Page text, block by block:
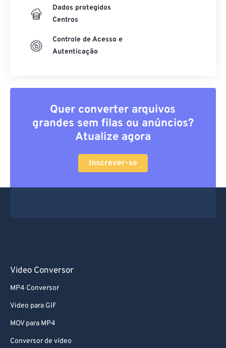
Dados protegidos
Centros
Controle de Acesso e
Autenticação
Quer converter arquivos
grandes sem filas ou anúncios?
Atualize agora
Inscrever-se
Video Conversor
MP4 Conversor
Video para GIF
MOV para MP4
Conversor de vídeo